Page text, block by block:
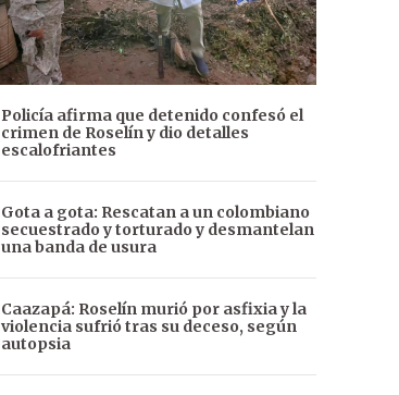
Policía afirma que detenido confesó el
crimen de Roselín y dio detalles
escalofriantes
Gota a gota: Rescatan a un colombiano
secuestrado y torturado y desmantelan
una banda de usura
Caazapá: Roselín murió por asfixia y la
violencia sufrió tras su deceso, según
autopsia